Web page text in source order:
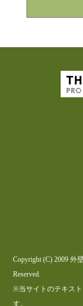
Copyright (C) 2009 外
Reserved.
※当サイトのテキス
す。